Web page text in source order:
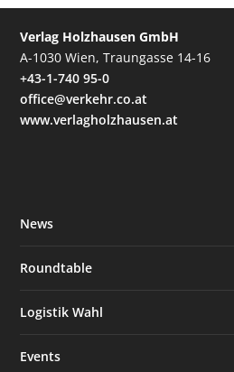
Verlag Holzhausen GmbH
A-1030 Wien, Traungasse 14-16
+43-1-740 95-0
office@verkehr.co.at
www.verlagholzhausen.at
News
Roundtable
Logistik Wahl
Events